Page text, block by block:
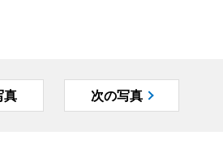
真 次の写真